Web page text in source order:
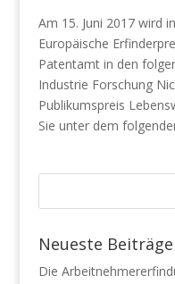
Am 15. Juni 2017 wird
Europäische
Patentamt in den
Industrie Forschung
Publikumspreis
Sie unter dem
Neueste Beiträge
Die